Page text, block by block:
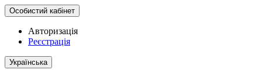
Особистий кабінет
Авторизація
Реєстрація
Українська